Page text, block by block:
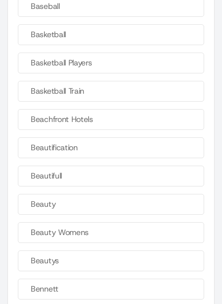
Baseball
Basketball
Basketball Players
Basketball Train
Beachfront Hotels
Beautification
Beautifull
Beauty
Beauty Womens
Beautys
Bennett